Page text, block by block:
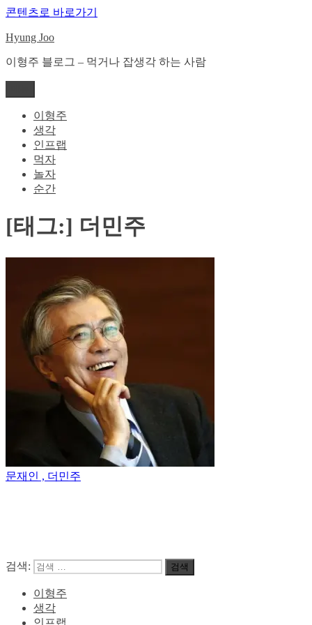
콘텐츠로 바로가기
Hyung Joo
이형주 블로그 – 먹거나 잡생각 하는 사람
이형주
생각
인프랩
먹자
놀자
순간
[태그:] 더민주
문재인 , 더민주
검색: 검색
이형주
생각
인프랩